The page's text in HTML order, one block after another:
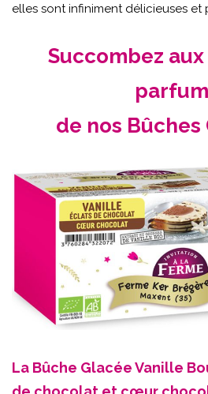
elles sont infiniment délicieuses
Succombez
de nos Bûches
La Bûche Glacée Vanille